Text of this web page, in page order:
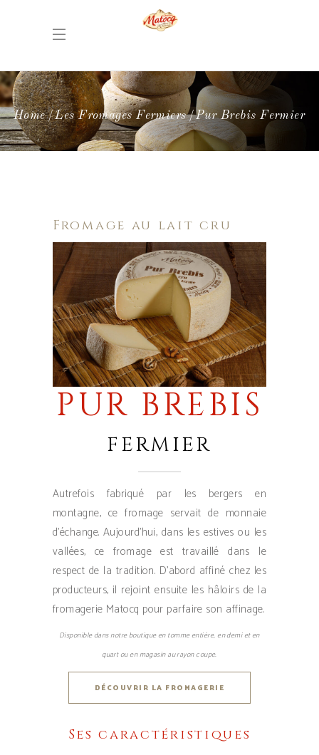
Home Les Fromages Fermiers Pur Brebis Fermier
Fromage au lait cru
PUR BREBIS
FERMIER
Autrefois fabriqué par les bergers en
montagne, ce fromage servait de monnaie
d’échange. Aujourd’hui, dans les estives ou les
vallées, ce fromage est travaillé dans le
respect de la tradition. D’abord affiné chez les
producteurs, il rejoint ensuite les hâloirs de la
fromagerie Matocq pour parfaire son affinage.
Disponible dans notre boutique en tomme entière, en demi et en
quart ou en magasin au rayon coupe.
DÉCOUVRIR LA FROMAGERIE
Ses caractéristiques